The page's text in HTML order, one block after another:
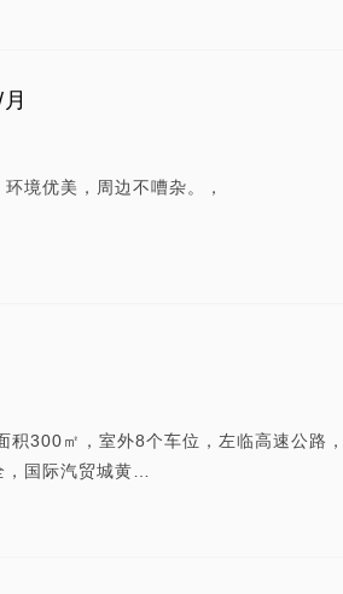
境优美，周边不嘈杂。，
300㎡，室外8个车位，左临高速公路，
，国际汽贸城黄…